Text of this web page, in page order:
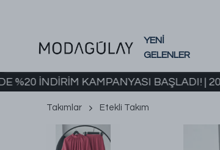
YENİ
GELENLER
KAMPANYASI BAŞLADI! | 2000 TL
Takımlar Etekli Takım